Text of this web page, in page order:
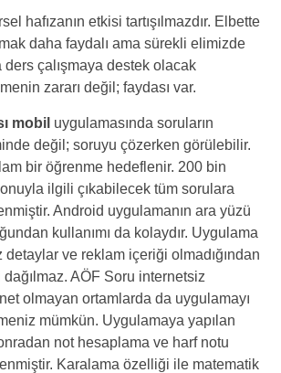
hafızanın etkisi tartışılmazdır. Elbette
daha faydalı ama sürekli elimizde
çalışmaya destek olacak
zararı değil; faydası var.
mobil uygulamasında soruların
değil; soruyu çözerken görülebilir.
bir öğrenme hedeflenir. 200 bin
ilgili çıkabilecek tüm sorulara
Android uygulamanın ara yüzü
kullanımı da kolaydır. Uygulama
ve reklam içeriği olmadığından
dağılmaz. AÖF Soru internetsiz
olmayan ortamlarda da uygulamayı
mümkün. Uygulamaya yapılan
not hesaplama ve harf notu
Karalama özelliği ile matematik